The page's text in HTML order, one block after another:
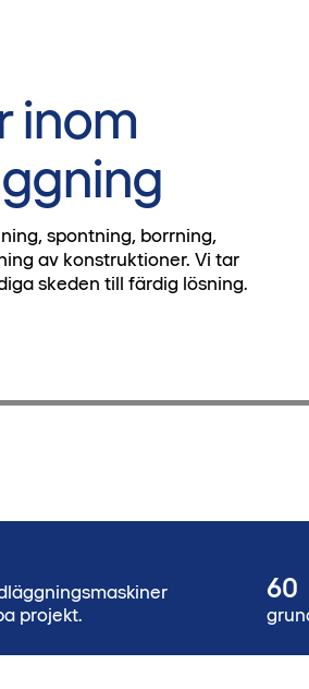
inom
spontning, borrning,
av konstruktioner. Vi tar
skeden till färdig lösning.
projekt.
60